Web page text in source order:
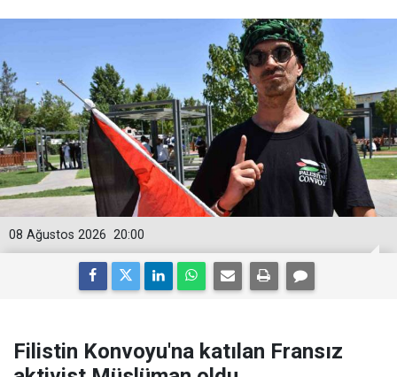
20:00
08 Ağustos 2026
Filistin Konvoyu'na katılan Fransız